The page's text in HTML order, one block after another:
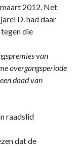
2012. Net
D. had daar
die
van
overgangsperiode
daad van
raadslid
dat de